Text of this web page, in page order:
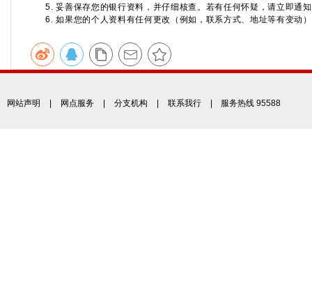
5. 妥善保存您的银行资料，并仔细核查。若有任何怀疑，请立即通
6. 如果您的个人资料有任何更改（例如，联系方式、地址等有变动
网站声明 网点服务 分支机构 联系我行 | 服务热线 95588